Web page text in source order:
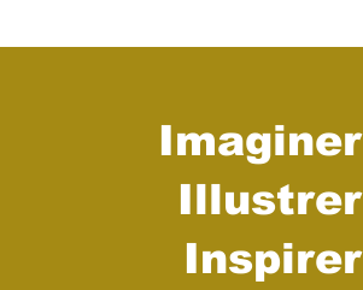
Imaginer
Illustrer
Inspirer